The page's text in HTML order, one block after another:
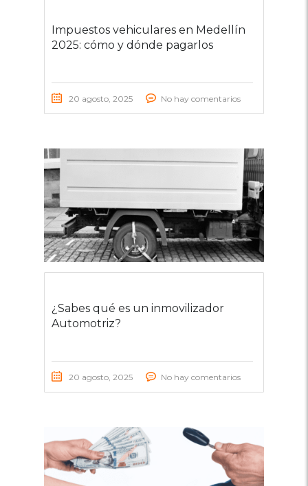
Impuestos vehiculares en Medellín
2025: cómo y dónde pagarlos
20 agosto, 2025 No hay comentarios
¿Sabes qué es un inmovilizador
Automotriz?
20 agosto, 2025 No hay comentarios